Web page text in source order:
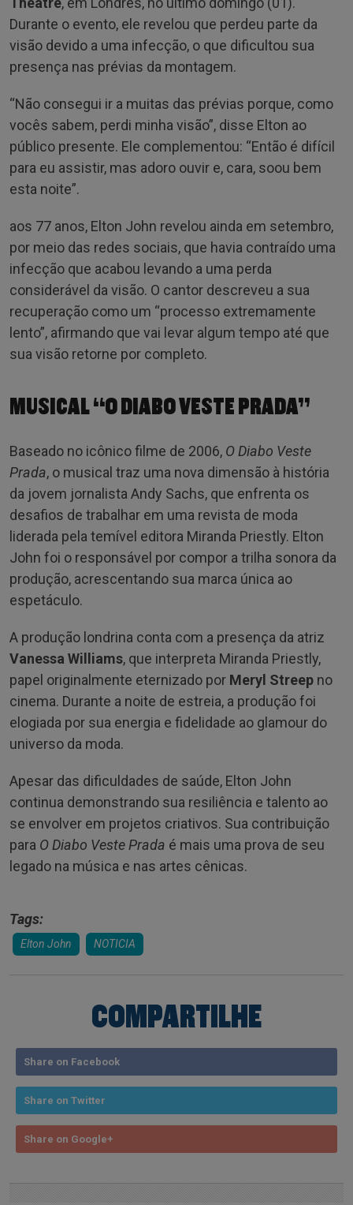
Durante o evento, ele revelou que perdeu parte da
visão devido a uma infecção, o que dificultou sua
presença nas prévias da montagem.
“Não consegui ir a muitas das prévias porque, como
vocês sabem, perdi minha visão”, disse Elton ao
público presente. Ele complementou: “Então é difícil
para eu assistir, mas adoro ouvir e, cara, soou bem
esta noite”.
aos 77 anos, Elton John revelou ainda em setembro,
por meio das redes sociais, que havia contraído uma
infecção que acabou levando a uma perda
considerável da visão. O cantor descreveu a sua
recuperação como um “processo extremamente
lento”, afirmando que vai levar algum tempo até que
sua visão retorne por completo.
MUSICAL“O DIABO VESTE PRADA”
Baseado no icônico filme de 2006, O Diabo Veste
Prada, o musical traz uma nova dimensão à história
da jovem jornalista Andy Sachs, que enfrenta os
desafios de trabalhar em uma revista de moda
liderada pela temível editora Miranda Priestly. Elton
John foi o responsável por compor a trilha sonora da
produção, acrescentando sua marca única ao
espetáculo.
A produção londrina conta com a presença da atriz
Vanessa Williams, que interpreta Miranda Priestly,
papel originalmente eternizado por Meryl Streep no
cinema. Durante a noite de estreia, a produção foi
elogiada por sua energia e fidelidade ao glamour do
universo da moda.
Apesar das dificuldades de saúde, Elton John
continua demonstrando sua resiliência e talento ao
se envolver em projetos criativos. Sua contribuição
para O Diabo Veste Prada é mais uma prova de seu
legado na música e nas artes cênicas.
Tags:
Elton John NOTICIA
COMPARTILHE
Share on Facebook
Share on Twitter
Share on Google+